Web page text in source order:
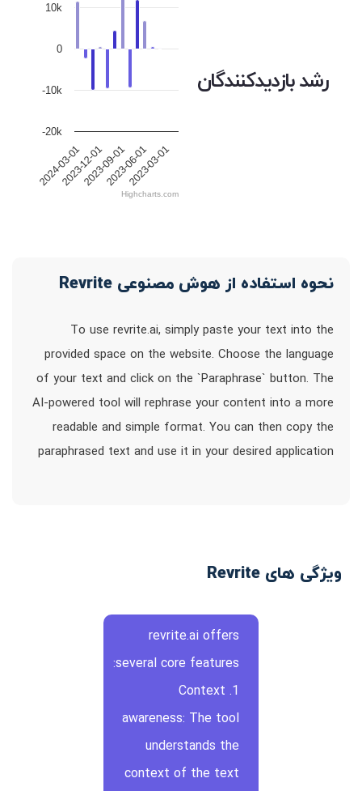
رشد بازدیدکنندگان
2024-03-01
2023-12-012023-09-012023-06-012023-03-01
-20k
-10k
0
10k
Highcharts.com
نحوه استفاده از هوش مصنوعی Revrite
To use revrite.ai, simply paste your text into the
provided space on the website. Choose the language
of your text and click on the `Paraphrase` button. The
AI-powered tool will rephrase your content into a more
readable and simple format. You can then copy the
paraphrased text and use it in your desired application
ویژگی های Revrite
revrite.ai offers
several core features:
1. Context
awareness: The tool
understands the
context of the text